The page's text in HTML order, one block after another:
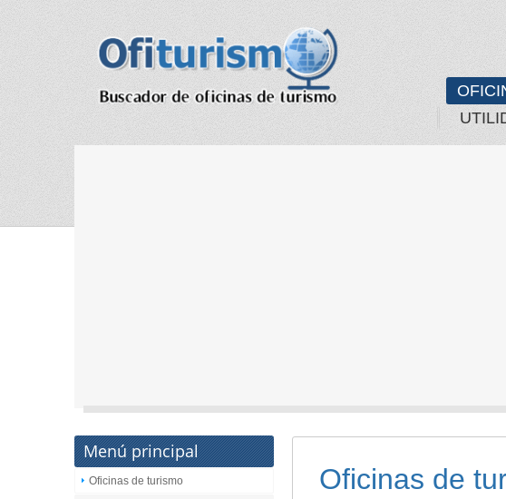
Oficinas de
Menú principal
Oficinas de turismo